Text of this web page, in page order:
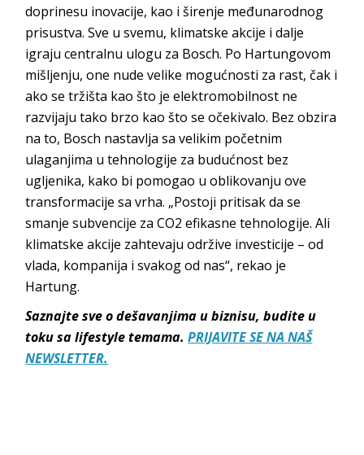
doprinesu inovacije, kao i širenje međunarodnog
prisustva. Sve u svemu, klimatske akcije i dalje
igraju centralnu ulogu za Bosch. Po Hartungovom
mišljenju, one nude velike mogućnosti za rast, čak i
ako se tržišta kao što je elektromobilnost ne
razvijaju tako brzo kao što se očekivalo. Bez obzira
na to, Bosch nastavlja sa velikim početnim
ulaganjima u tehnologije za budućnost bez
ugljenika, kako bi pomogao u oblikovanju ove
transformacije sa vrha. „Postoji pritisak da se
smanje subvencije za CO2 efikasne tehnologije. Ali
klimatske akcije zahtevaju održive investicije – od
vlada, kompanija i svakog od nas“, rekao je
Hartung.
Saznajte sve o dešavanjima u biznisu, budite u
toku sa lifestyle temama.PRIJAVITE SE NA NAŠ
NEWSLETTER.